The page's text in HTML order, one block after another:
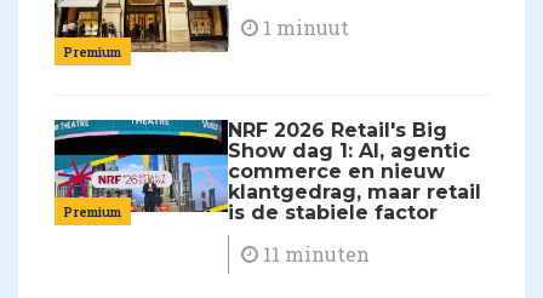
Premium
1 minuut
Premium
NRF 2026 Retail's Big
Show dag 1: AI, agentic
commerce en nieuw
klantgedrag, maar retail
is de stabiele factor
11 minuten